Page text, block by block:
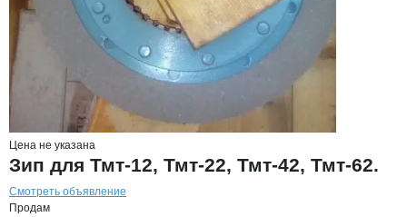
Цена не указана
Зип для Тмт-12, Тмт-22, Тмт-42, Тмт-62.
Смотреть объявление
Продам